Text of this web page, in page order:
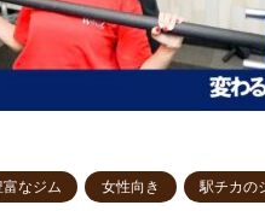
なジム 女性向き 駅チカの